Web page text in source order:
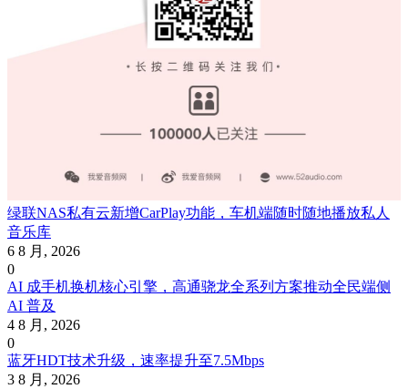
绿联NAS私有云新增CarPlay功能，车机端随时随地播放私人
音乐库
6 8 月, 2026
0
AI 成手机换机核心引擎，高通骁龙全系列方案推动全民端侧
AI 普及
4 8 月, 2026
0
蓝牙HDT技术升级，速率提升至7.5Mbps
3 8 月, 2026